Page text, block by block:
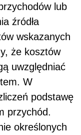
lub
źródła
wskazanych
że kosztów
uwzględniać
W
podstawę
przychód.
określonych